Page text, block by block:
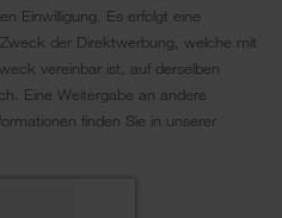
Einwilligung. Es erfolgt eine
der Direktwerbung, welche mit
vereinbar ist, auf derselben
Eine Weitergabe an andere
finden Sie in unserer